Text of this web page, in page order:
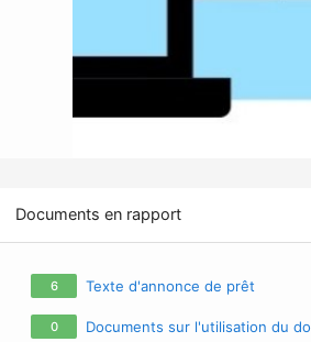
Documents en rapport
6 Texte d'annonce de prêt
0
Documents sur l'utilisation du